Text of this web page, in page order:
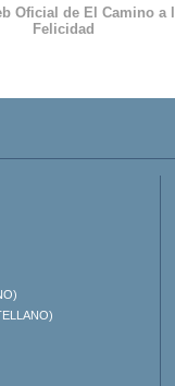
Oficial de El Camino a
Felicidad